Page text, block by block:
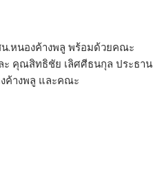
k
.หนองค้างพลู พร้อมด้วยคณะ
ะ คุณสิทธิชัย เลิศศีธนกุล ประธาน
ค้างพลู และคณะ